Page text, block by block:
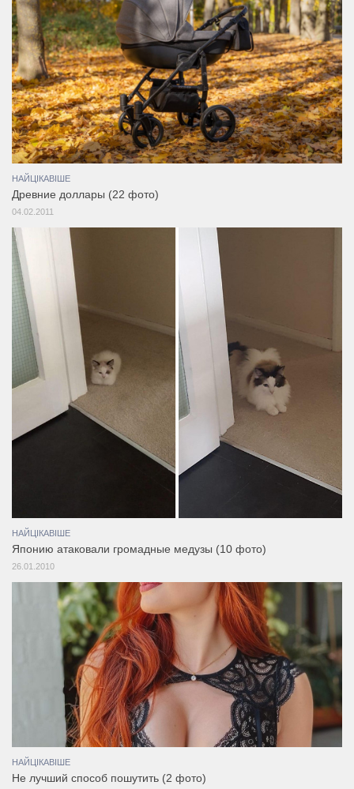
НАЙЦІКАВІШЕ
Древние доллары (22 фото)
04.02.2011
НАЙЦІКАВІШЕ
Японию атаковали громадные медузы (10 фото)
26.01.2010
НАЙЦІКАВІШЕ
Не лучший способ пошутить (2 фото)